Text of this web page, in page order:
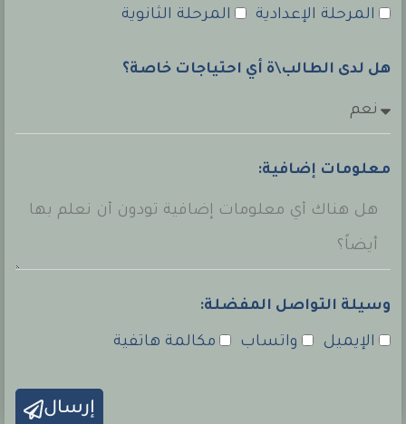
المرحلة الإعدادية المرحلة الثانوية
هل لدى الطالب\ة أي احتياجات خاصة؟
معلومات إضافية:
وسيلة التواصل المفضلة:
الإيميل واتساب مكالمة هاتفية
إرسال